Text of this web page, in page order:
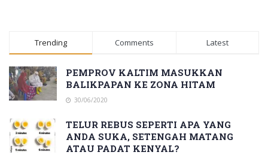
Trending Comments Latest
PEMPROV KALTIM MASUKKAN
BALIKPAPAN KE ZONA HITAM
30/06/2020
TELUR REBUS SEPERTI APA YANG
ANDA SUKA, SETENGAH MATANG
ATAU PADAT KENYAL?